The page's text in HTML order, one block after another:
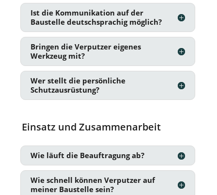
Ist die Kommunikation auf der
Baustelle deutschsprachig möglich?
Bringen die Verputzer eigenes
Werkzeug mit?
Wer stellt die persönliche
Schutzausrüstung?
Einsatz und Zusammenarbeit
Wie läuft die Beauftragung ab?
Wie schnell können Verputzer auf
meiner Baustelle sein?